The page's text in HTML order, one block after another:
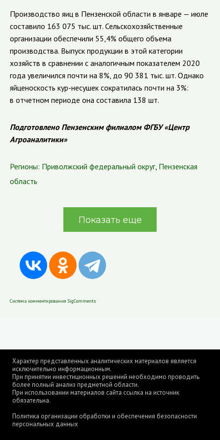
Производство яиц в Пензенской области в январе — июле
составило 163 075 тыс. шт. Сельскохозяйственные
организации обеспечили 55,4% общего объема
производства. Выпуск продукции в этой категории
хозяйств в сравнении с аналогичным показателем 2020
года увеличился почти на 8%, до 90 381 тыс. шт. Однако
яйценоскость кур-несушек сократилась почти на 3%:
в отчетном периоде она составила 138 шт.
Подготовлено Пензенским филиалом ФГБУ «Центр
Агроаналитики»
Регионы: Приволжский федеральный округ, Пензенская
область
Показать еще
Система комментирования SigComments
Характер представленных аналитических материалов является
исключительно информационным.
При принятии инвестиционных решений необходимо проводить
более полный анализ предметной области.
При использовании материалов сайта ссылка на источник
обязательна.
Политика организации обработки и обеспечения безопасности
персональных данных